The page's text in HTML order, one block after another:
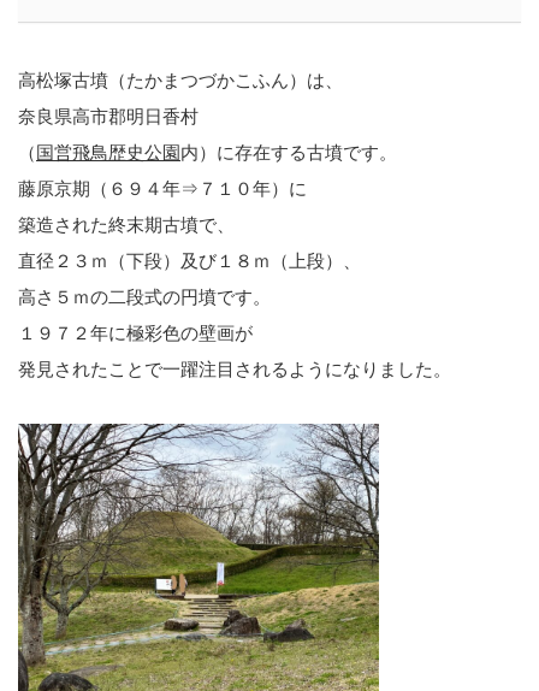
高松塚古墳（たかまつづかこふん）は、
奈良県高市郡明日香村
（国営飛鳥歴史公園内）に存在する古墳です。
藤原京期（６９４年⇒７１０年）に
築造された終末期古墳で、
直径２３ｍ（下段）及び１８ｍ（上段）、
高さ５ｍの二段式の円墳です。
１９７２年に極彩色の壁画が
発見されたことで一躍注目されるようになりました。